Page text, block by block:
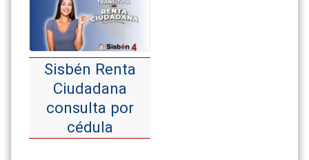
Sisbén Renta
Ciudadana
consulta por
cédula